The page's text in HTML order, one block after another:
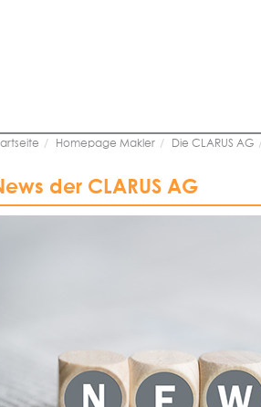
Homepage Makler Die CLARUS AG
der CLARUS AG